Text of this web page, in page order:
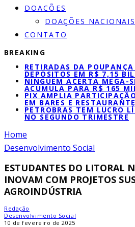
DOACÕES
DOAÇÕES
CONTATO
BREAKING
RETIRADAS DA POUPANÇA
DEPÓSITOS EM R$ 7,15
NINGUÉM ACERTA MEGA-
ACUMULA PARA R$ 165
PIX AMPLIA
EM BARES E
PETROBRAS TEM LUCRO
NO SEGUNDO TRIMESTRE
Home
Desenvolvimento Social
ESTUDANTES DO LITORAL
INOVAM COM PROJETOS
AGROINDÚSTRIA
Redação
Desenvolvimento Social
10 de fevereiro de 2025